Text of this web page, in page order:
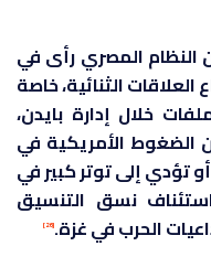
المصري رأى في
الثنائية، خاصة
خلال إدارة بايدن،
الضغوط الأمريكية في
تؤدي إلى توتر كبير في
نسق التنسيق
الحرب في غزة.[26]